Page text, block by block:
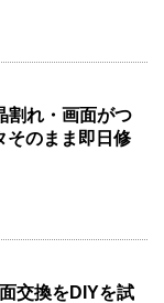
れ・画面がつ
そのまま即日修
交換をDIYを試